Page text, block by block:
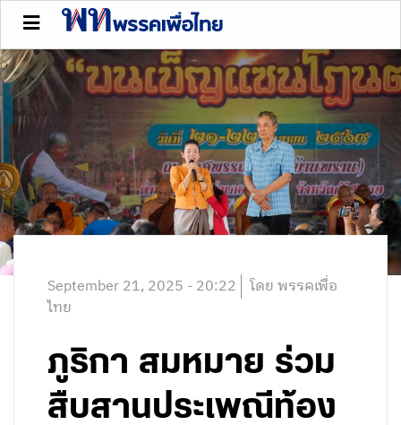
September 21, 2025 - 20:22 โดย พรรคเพื่อ
ไทย
ภูริกา สมหมาย ร่วม
สืบสานประเพณีท้อง